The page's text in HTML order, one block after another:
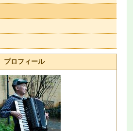
プロフィール